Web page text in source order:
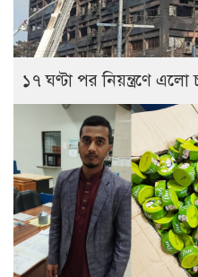
১৭ ঘণ্টা পর নিয়ন্ত্রণে এলো